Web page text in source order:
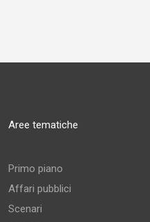
Aree tematiche
Primo piano
Affari pubblici
Scenari